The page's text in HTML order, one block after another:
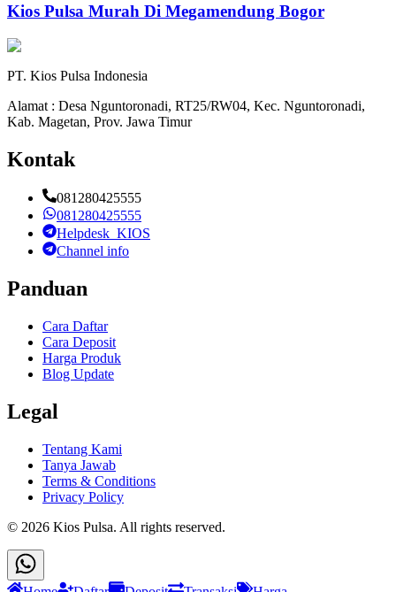
Kios Pulsa Murah Di Megamendung Bogor
PT. Kios Pulsa Indonesia
Alamat : Desa Nguntoronadi, RT25/RW04, Kec. Nguntoronadi,
Kab. Magetan, Prov. Jawa Timur
Kontak
081280425555
081280425555
Helpdesk_KIOS
Channel info
Panduan
Cara Daftar
Cara Deposit
Harga Produk
Blog Update
Legal
Tentang Kami
Tanya Jawab
Terms & Conditions
Privacy Policy
© 2026 Kios Pulsa. All rights reserved.